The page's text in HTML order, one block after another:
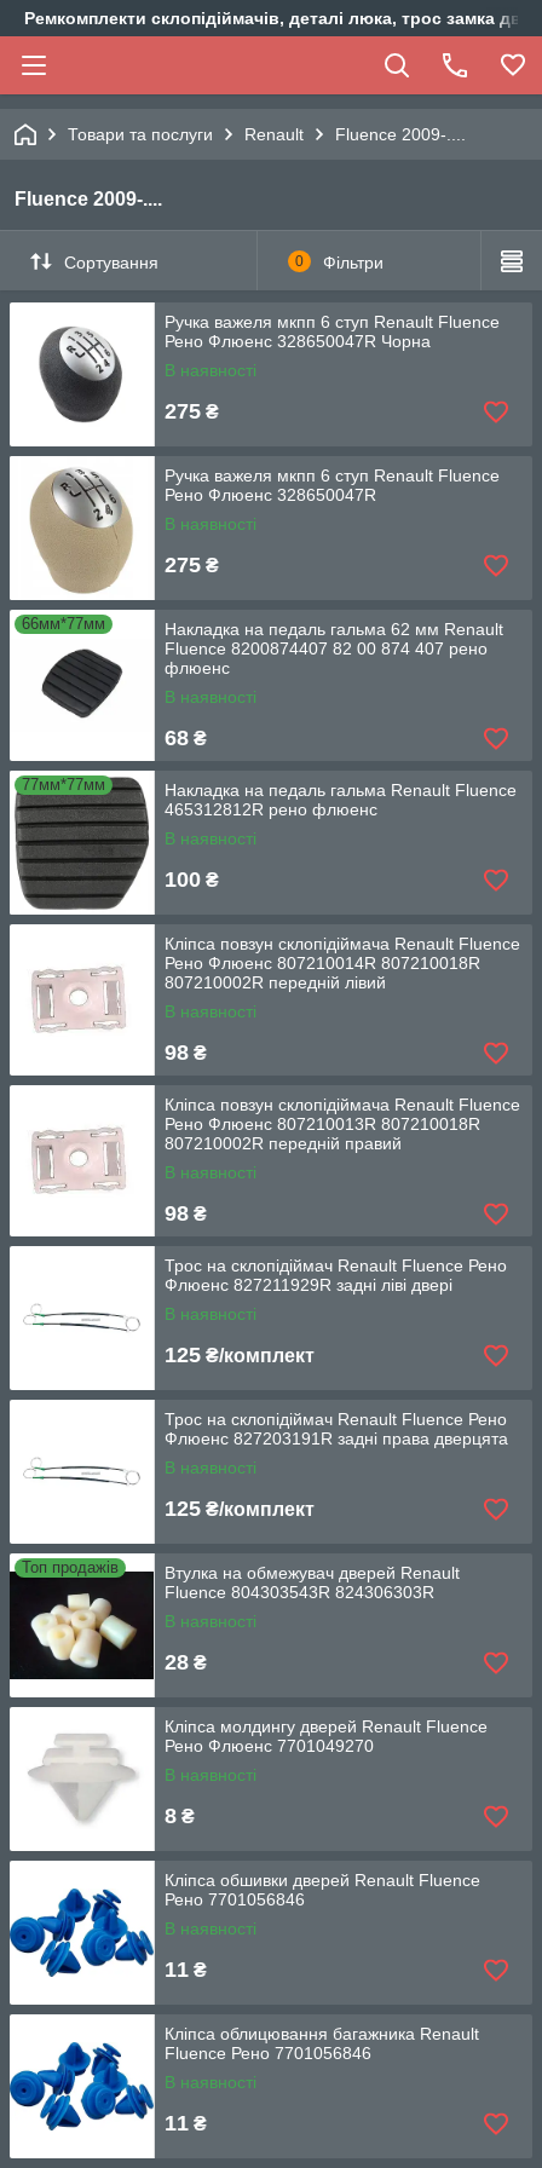
Ремкомплекти склопідіймачів, деталі люка, трос замка
Товари та послуги Renault Fluence 2009-....
Fluence 2009-....
Сортування 0 Фільтри
Ручка важеля мкпп 6 ступ Renault Fluence
Рено Флюенс 328650047R Чорна
В наявності
275 ₴
Ручка важеля мкпп 6 ступ Renault Fluence
Рено Флюенс 328650047R
В наявності
275 ₴
66мм*77мм
Накладка на педаль гальма 62 мм Renault
Fluence 8200874407 82 00 874 407 рено
флюенс
В наявності
68 ₴
77мм*77мм
Накладка на педаль гальма Renault Fluence
465312812R рено флюенс
В наявності
100 ₴
Кліпса повзун склопідіймача Renault Fluence
Рено Флюенс 807210014R 807210018R
807210002R передній лівий
В наявності
98 ₴
Кліпса повзун склопідіймача Renault Fluence
Рено Флюенс 807210013R 807210018R
807210002R передній правий
В наявності
98 ₴
Трос на склопідіймач Renault Fluence Рено
Флюенс 827211929R задні ліві двері
В наявності
125 ₴/комплект
Трос на склопідіймач Renault Fluence Рено
Флюенс 827203191R задні права дверцята
В наявності
125 ₴/комплект
Топ продажів
Втулка на обмежувач дверей Renault
Fluence 804303543R 824306303R
В наявності
28 ₴
Кліпса молдингу дверей Renault Fluence
Рено Флюенс 7701049270
В наявності
8 ₴
Кліпса обшивки дверей Renault Fluence
Рено 7701056846
В наявності
11 ₴
Кліпса облицювання багажника Renault
Fluence Рено 7701056846
В наявності
11 ₴